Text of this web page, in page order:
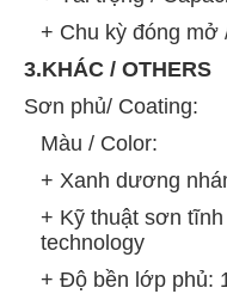
+ Chu kỳ đóng mở
3.KHÁC / OTHERS
Sơn phủ/ Coating:
Màu / Color:
+ Xanh dương
+ Kỹ thuật sơn
technology
+ Độ bền lớp phủ: